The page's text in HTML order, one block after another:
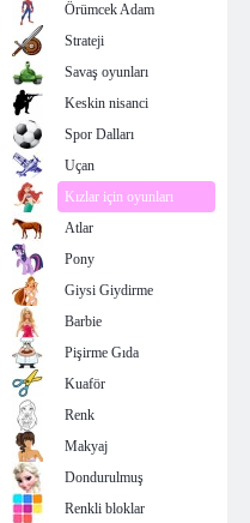
Örümcek Adam
Strateji
Savaş oyunları
Keskin nisanci
Spor Dalları
Uçan
Kızlar için oyunları
Atlar
Pony
Giysi Giydirme
Barbie
Pişirme Gıda
Kuaför
Renk
Makyaj
Dondurulmuş
Renkli bloklar